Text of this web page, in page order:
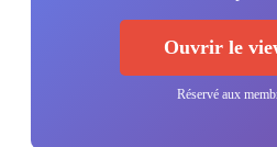
Ouvrir le
Réservé aux